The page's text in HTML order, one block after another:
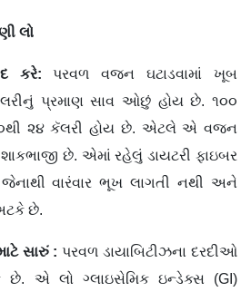
લો
કરે: પરવળ વજન ઘટાડવામાં ખૂબ
પ્રમાણ સાવ ઓછું હોય છે. ૧૦૦
૨૪ કૅલરી હોય છે. એટલે એ વજન
છે. એમાં રહેલું ડાયટરી ફાઇબર
વારંવાર ભૂખ લાગતી નથી અને
છે.
સારું: પરવળ ડાયાબિટીઝના દરદીઓ
છે. એ લો ગ્લાઇસેમિક ઇન્ડેક્સ (GI)